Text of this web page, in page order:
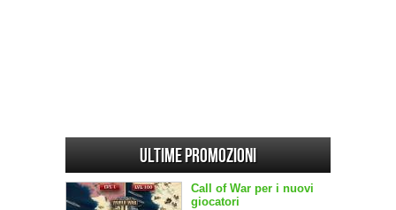
Ultime promozioni
Call of War per i nuovi
giocatori